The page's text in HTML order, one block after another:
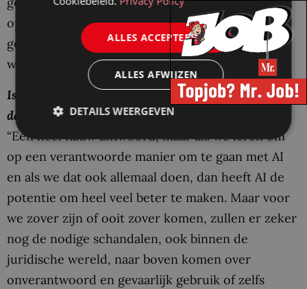
op grote schaal dat er in de samenleving van
gemaakt wordt, strenger gereguleerd moeten
worden dan nu het geval is onder de AI Act.”
Is de juridische sector straks beter of slechter af
dankzij AI, denkt u?
“Een heel flauw antwoord, maar als we leren om
op een verantwoorde manier om te gaan met AI
en als we dat ook allemaal doen, dan heeft AI de
potentie om heel veel beter te maken. Maar voor
we zover zijn of ooit zover komen, zullen er zeker
nog de nodige schandalen, ook binnen de
juridische wereld, naar boven komen over
onverantwoord en gevaarlijk gebruik of zelfs
ALLES ACCEPTEREN
ALLES AFWIJZEN
DETAILS WEERGEVEN